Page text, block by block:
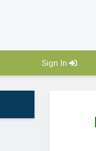
Sign In